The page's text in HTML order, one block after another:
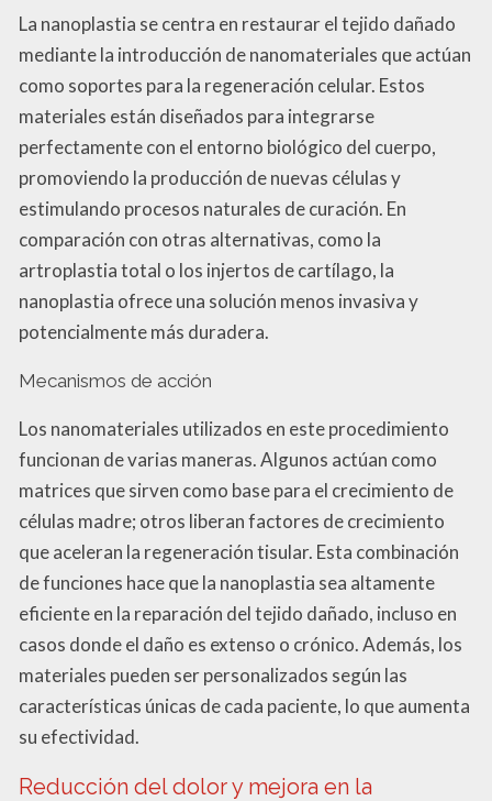
La nanoplastia se centra en restaurar el tejido dañado
mediante la introducción de nanomateriales que actúan
como soportes para la regeneración celular. Estos
materiales están diseñados para integrarse
perfectamente con el entorno biológico del cuerpo,
promoviendo la producción de nuevas células y
estimulando procesos naturales de curación. En
comparación con otras alternativas, como la
artroplastia total o los injertos de cartílago, la
nanoplastia ofrece una solución menos invasiva y
potencialmente más duradera.
Mecanismos de acción
Los nanomateriales utilizados en este procedimiento
funcionan de varias maneras. Algunos actúan como
matrices que sirven como base para el crecimiento de
células madre; otros liberan factores de crecimiento
que aceleran la regeneración tisular. Esta combinación
de funciones hace que la nanoplastia sea altamente
eficiente en la reparación del tejido dañado, incluso en
casos donde el daño es extenso o crónico. Además, los
materiales pueden ser personalizados según las
características únicas de cada paciente, lo que aumenta
su efectividad.
Reducción del dolor y mejora en la